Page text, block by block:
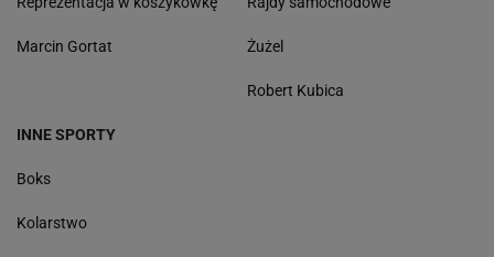
Marcin Gortat Żużel
Robert Kubica
INNE SPORTY
Boks
Kolarstwo